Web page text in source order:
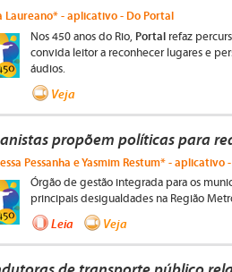
Laureano* - aplicativo - Do Portal
Nos 450 anos do Rio, Portal refaz
convida leitor a reconhecer lugares e
áudios.
Veja
propõem políticas para
Pessanha e Yasmim Restum* - aplicativo
Órgão de gestão integrada para os
principais desigualdades na Região
Leia Veja